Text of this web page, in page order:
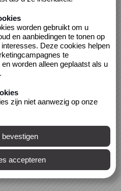
opkomst. Steeds meer
verkennen werelden
technologie en AI ons
van Hanna Bervoets
worden gebruikt om u
en aanbiedingen te tonen op
Deze cookies helpen
te
worden alleen geplaatst als u
zijn niet aanwezig op onze